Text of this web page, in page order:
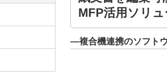
MFP活用ソリ
―複合機連携のソフト